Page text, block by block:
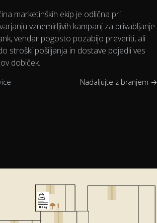
marketinških ekip je odlična pri
vznemirljivih kampanj za privabljanje
vendar pogosto pozabijo preveriti, ali
stroški pošiljanja in dostave pojedli ves
dobiček.
Nadaljujte z branjem →